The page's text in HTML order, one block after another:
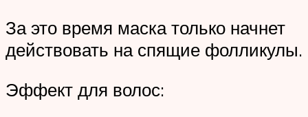
За это время маска только начнет
действовать на спящие фолликулы.
Эффект для волос: